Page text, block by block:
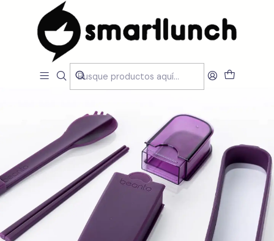
CARACTERISTICAS
Beanto Cutlery set Case - 5 CORES